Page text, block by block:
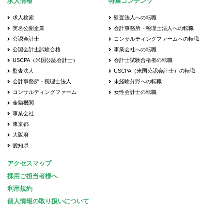
求人検索
実名公開企業
公認会計士
公認会計士試験合格
USCPA（米国公認会計士）
監査法人
会計事務所・税理士法人
コンサルティングファーム
金融機関
事業会社
東京都
大阪府
愛知県
監査法人への転職
会計事務所・税理士法人への転職
コンサルティングファームへの転職
事業会社への転職
会計士試験合格者の転職
USCPA（米国公認会計士）の転職
未経験分野への転職
女性会計士の転職
アクセスマップ
採用ご担当者様へ
利用規約
個人情報の取り扱いについて